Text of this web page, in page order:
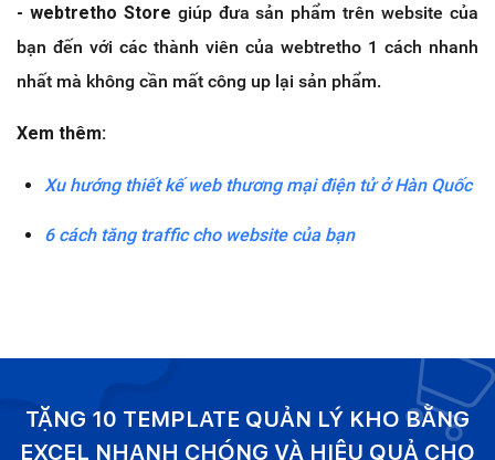
- webtretho Store giúp đưa sản phẩm trên website của
bạn đến với các thành viên của webtretho 1 cách nhanh
nhất mà không cần mất công up lại sản phẩm.
Xem thêm:
Xu hướng thiết kế web thương mại điện tử ở Hàn Quốc
6 cách tăng traffic cho website của bạn
TẶNG 10 TEMPLATE QUẢN LÝ KHO BẰNG
EXCEL NHANH CHÓNG VÀ HIỆU QUẢ CHO